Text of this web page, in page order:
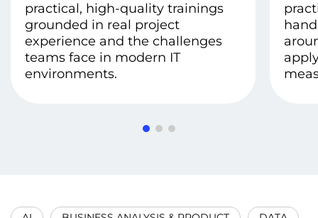
practical, high-quality trainings
grounded in real project
experience and the challenges
teams face in modern IT
environments.